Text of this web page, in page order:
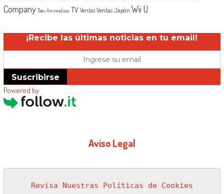
Company Toei Animation TV Ventas Ventas Japón Wii U
¡Recibe las últimas noticias en tu email!
Suscribirse
Powered by
Aviso Legal
Revisa Nuestras Políticas de Cookies